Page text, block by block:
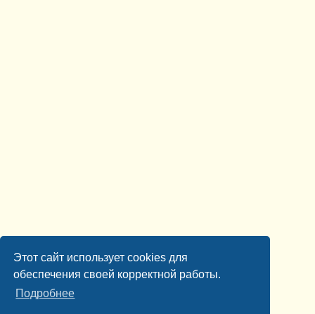
Этот сайт использует cookies для
обеспечения своей корректной работы.
Подробнее